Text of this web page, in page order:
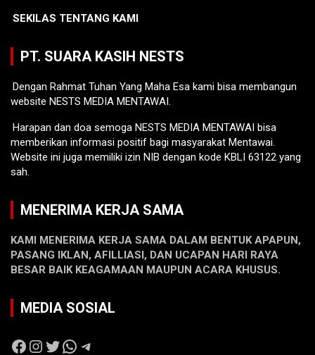
SEKILAS TENTANG KAMI
PT. SUARA KASIH NESTS
Dengan Rahmat Tuhan Yang Maha Esa kami bisa membangun
website NESTS MEDIA MENTAWAI.
Harapan dan doa semoga NESTS MEDIA MENTAWAI bisa
memberikan informasi positif bagi masyarakat Mentawai.
Website ini juga memiliki izin NIB dengan kode KBLI 63122 yang
sah.
MENERIMA KERJA SAMA
KAMI MENERIMA KERJA SAMA DALAM BENTUK APAPUN,
PASANG IKLAN, AFILLIASI, DAN UCAPAN HARI RAYA
BESAR BAIK KEAGAMAAN MAUPUN ACARA KHUSUS.
MEDIA SOSIAL
Facebook
Instagram
Twitter
WhatsApp
Telegram